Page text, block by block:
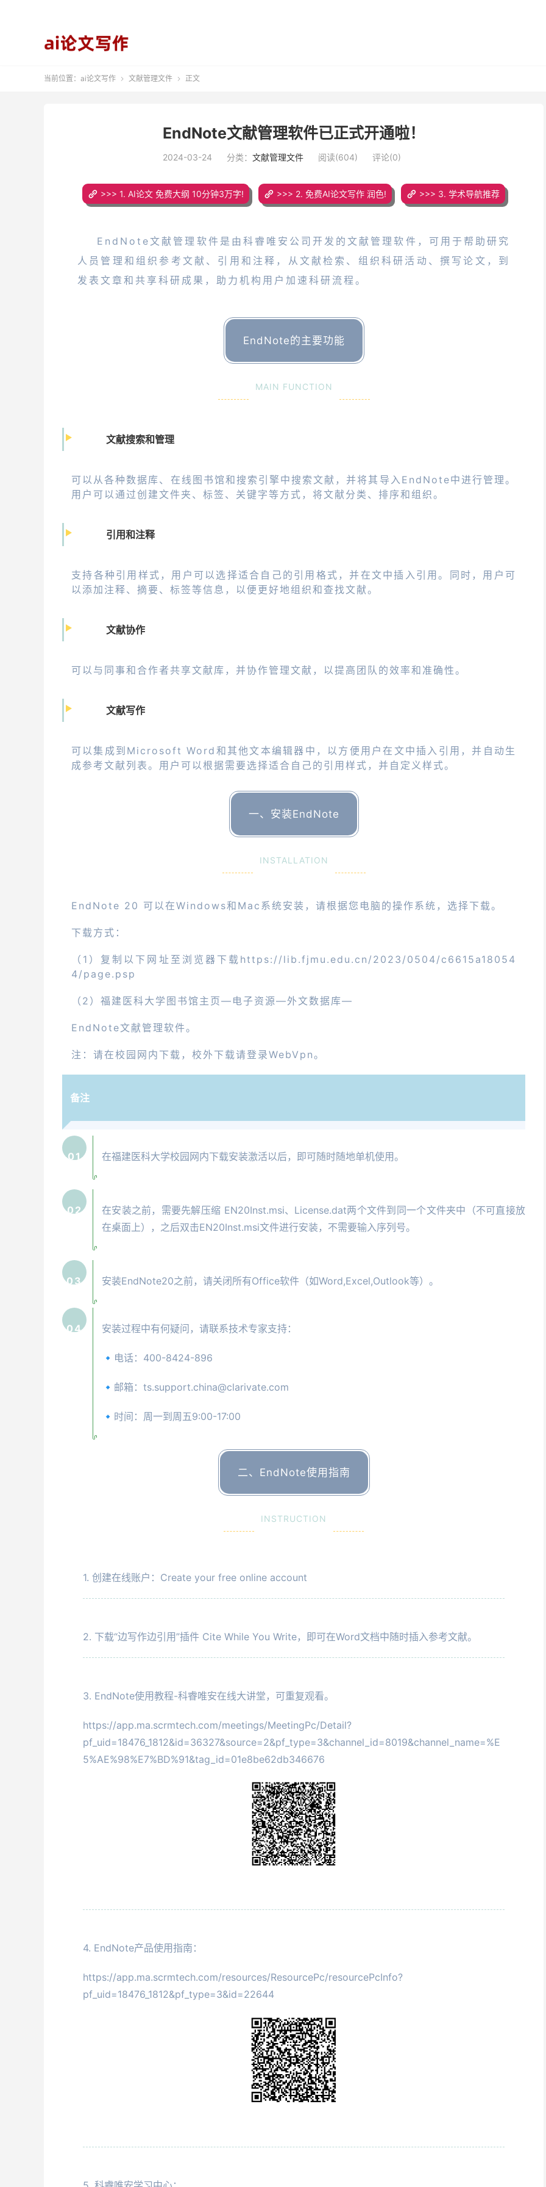
当前位置： ai论文写作  文献管理文件  正文
EndNote文献管理软件已正式开通啦！
2024-03-24 分类： 文献管理文件 阅读(604) 评论(0)
>>> 1. AI论文 免费大纲 10分钟3万字! >>> 2. 免费AI论文写作 润色! >>> 3. 学术导航推荐
EndNote文献管理软件是由科睿唯安公司开发的文献管理软件，可用于帮助研究
人员管理和组织参考文献、引用和注释，从文献检索、组织科研活动、撰写论文，到
发表文章和共享科研成果，助力机构用户加速科研流程。
EndNote的主要功能
MAIN FUNCTION
文献搜索和管理
可以从各种数据库、在线图书馆和搜索引擎中搜索文献，并将其导入EndNote中进行管理。
用户可以通过创建文件夹、标签、关键字等方式，将文献分类、排序和组织。
引用和注释
支持各种引用样式，用户可以选择适合自己的引用格式，并在文中插入引用。同时，用户可
以添加注释、摘要、标签等信息，以便更好地组织和查找文献。
文献协作
可以与同事和合作者共享文献库，并协作管理文献，以提高团队的效率和准确性。
文献写作
可以集成到Microsoft Word和其他文本编辑器中，以方便用户在文中插入引用，并自动生
成参考文献列表。用户可以根据需要选择适合自己的引用样式，并自定义样式。
一、安装EndNote
INSTALLATION
EndNote 20 可以在Windows和Mac系统安装，请根据您电脑的操作系统，选择下载。
下载方式：
（1）复制以下网址至浏览器下载https://lib.fjmu.edu.cn/2023/0504/c6615a18054
4/page.psp
（2）福建医科大学图书馆主页—电子资源—外文数据库—
EndNote文献管理软件。
注：请在校园网内下载，校外下载请登录WebVpn。
备注
01 在福建医科大学校园网内下载安装激活以后，即可随时随地单机使用。
02
在安装之前，需要先解压缩 EN20Inst.msi、License.dat两个文件到同一个文件夹中（不可直接放
在桌面上），之后双击EN20Inst.msi文件进行安装，不需要输入序列号。
03 安装EndNote20之前，请关闭所有Office软件（如Word,Excel,Outlook等）。
04 安装过程中有何疑问，请联系技术专家支持：
🔹电话：400-8424-896
🔹邮箱： ts.support.china@clarivate.com
🔹时间：周一到周五9:00-17:00
二、EndNote使用指南
INSTRUCTION
1. 创建在线账户：Create your free online account
2. 下载“边写作边引用”插件 Cite While You Write，即可在Word文档中随时插入参考文献。
3. EndNote使用教程-科睿唯安在线大讲堂，可重复观看。
https://app.ma.scrmtech.com/meetings/MeetingPc/Detail?
pf_uid=18476_1812&id=36327&source=2&pf_type=3&channel_id=8019&channel_name=%E
5%AE%98%E7%BD%91&tag_id=01e8be62db346676
4. EndNote产品使用指南：
https://app.ma.scrmtech.com/resources/ResourcePc/resourcePcInfo?
pf_uid=18476_1812&pf_type=3&id=22644